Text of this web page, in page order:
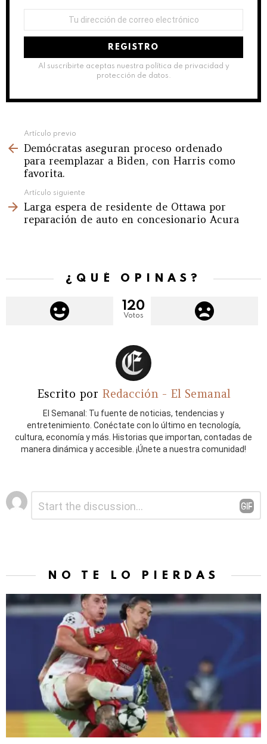
correo
Al suscribirte aceptas nuestra política de privacidad y
protección de datos.
more
Artículo previo
Demócratas aseguran proceso ordenado
para reemplazar a Biden, con Harris como
favorita.
Artículo siguiente
Larga espera de residente de Ottawa por
reparación de auto en concesionario Acura
¿QUÉ OPINAS?
120
Votos
Escrito por Redacción - El Semanal
El Semanal: Tu fuente de noticias, tendencias y
entretenimiento. Conéctate con lo último en tecnología,
cultura, economía y más. Historias que importan, contadas de
manera dinámica y accesible. ¡Únete a nuestra comunidad!
Deja
una
NO TE LO PIERDAS